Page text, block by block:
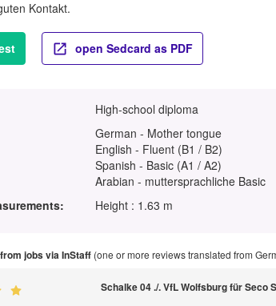
Kontakt.
open Sedcard as PDF
High-school diploma
German - Mother tongue
English - Fluent (B1 / B2)
Spanish - Basic (A1 / A2)
Arabian - muttersprachliche Basic
Height : 1.63 m
jobs via InStaff(one or more reviews translated from
Schalke 04 ./. VfL Wolfsburg für Seco